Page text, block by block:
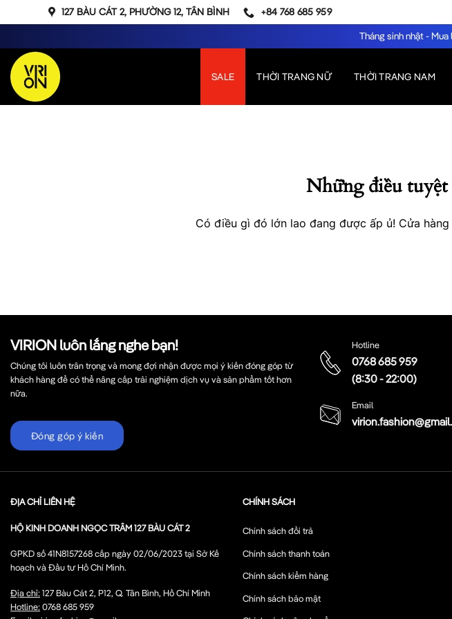
qua
dung
127 BÀU CÁT 2, PHƯỜNG 12, TÂN BÌNH +84 768 685 959
Tháng sinh nhật - Mua
SALE THỜI TRANG NỮ THỜI TRANG NAM
Những điều
Có điều gì đó lớn lao đang được ấp ủ! Cửa
VIRION luôn lắng nghe bạn!
Chúng tôi luôn trân trọng và mong đợi nhận được mọi ý kiến đóng góp từ
khách hàng để có thể nâng cấp trải nghiệm dịch vụ và sản phẩm tốt hơn
nữa.
Đóng góp ý kiến
Hotline
0768 685 959
(8:30 - 22:00)
Email
ĐỊA CHỈ LIÊN HỆ
HỘ KINH DOANH NGỌC TRÂM 127 BÀU CÁT 2
GPKD số 41N8157268 cấp ngày 02/06/2023 tại Sở Kế
hoạch và Đầu tư Hồ Chí Minh.
Địa chỉ:127 Bàu Cát 2, P12, Q. Tân Bình, Hồ Chí Minh
Hotline:0768 685 959
CHÍNH SÁCH
Chính sách đổi trả
Chính sách thanh toán
Chính sách kiểm hàng
Chính sách bảo mật